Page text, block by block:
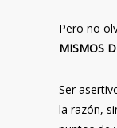
Pero no
MISMOS
Ser
la razón,